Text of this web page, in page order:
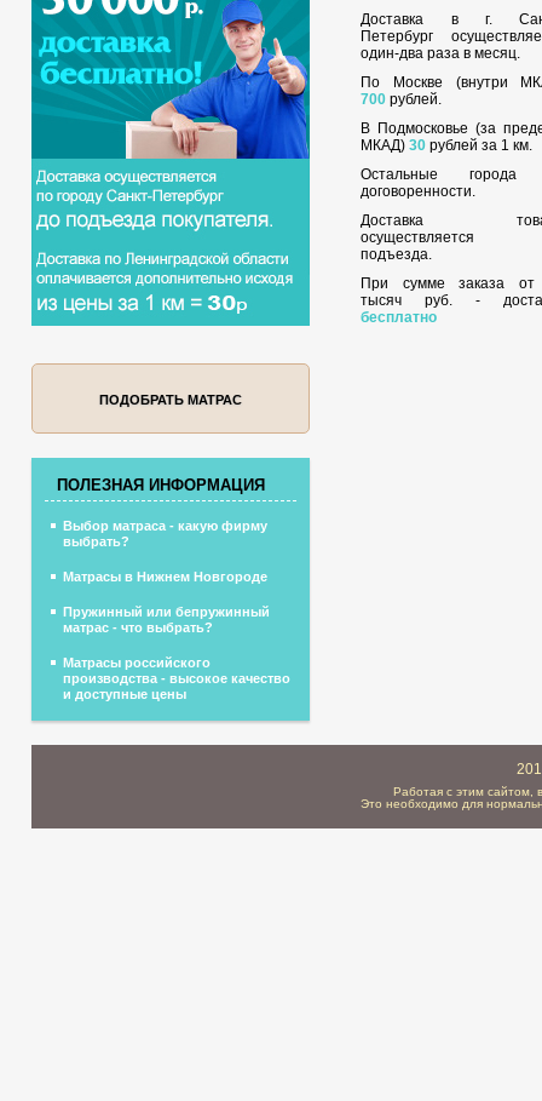
Доставка в г.
Петербург
один-два раза в месяц.
По Москве (внутри
700 рублей.
В Подмосковье (за
МКАД)30 рублей за 1 км.
Остальные города
договоренности.
Доставка
осуществляется
подъезда.
При сумме заказа
тысяч руб. -
бесплатно
ПОДОБРАТЬ МАТРАС
ПОЛЕЗНАЯ ИНФОРМАЦИЯ
Выбор матраса - какую фирму
выбрать?
Матрасы в Нижнем Новгороде
Пружинный или бепружинный
матрас - что выбрать?
Матрасы российского
производства - высокое качество
и доступные цены
Работая с этим сайтом,
Это необходимо для